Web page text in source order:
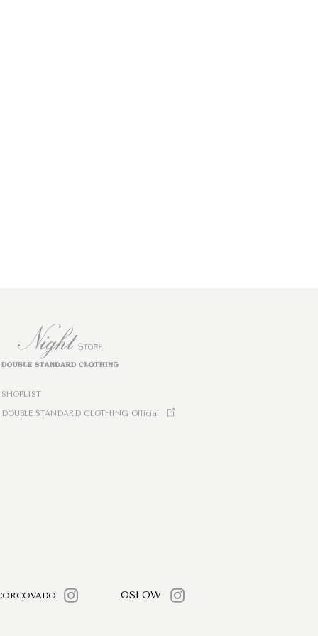
SHOPLIST
DOUBLE STANDARD CLOTHING Official
OSLOW